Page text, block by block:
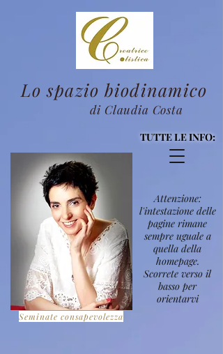
di Claudia Costa
Lo spazio biodinamico
TUTTE LE INFO:
Attenzione:
l'intestazione delle
pagine rimane
sempre uguale a
quella della
homepage.
Scorrete verso il
basso per
orientarvi
Seminate consapevolezza